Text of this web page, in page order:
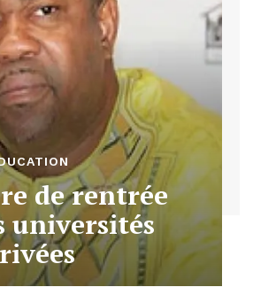
de rentrée
universités